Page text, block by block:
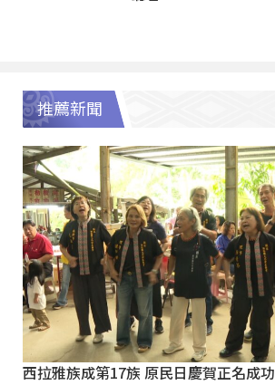
推薦新聞
西拉雅族成第17族 原民日慶賀正名成功